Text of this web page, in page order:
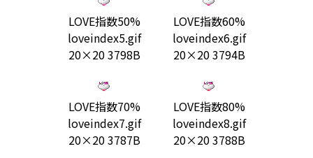
LOVE指数50%
loveindex5.gif
20×20 3798B
LOVE指数60%
loveindex6.gif
20×20 3794B
LOVE指数70%
loveindex7.gif
20×20 3787B
LOVE指数80%
loveindex8.gif
20×20 3788B